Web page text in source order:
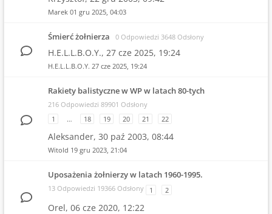
Marek 01 gru 2025, 04:03
Śmierć żołnierza 0 Odpowiedzi 3648 Odsłony
H.E.L.L.B.O.Y., 27 cze 2025, 19:24
H.E.L.L.B.O.Y. 27 cze 2025, 19:24
Rakiety balistyczne w WP w latach 80-tych
216 Odpowiedzi 89901 Odsłony
1
… 18 19 20 21 22
Aleksander, 30 paź 2003, 08:44
Witold 19 gru 2023, 21:04
Uposażenia żołnierzy w latach 1960-1995.
13 Odpowiedzi 19366 Odsłony 1 2
Orel, 06 cze 2020, 12:22